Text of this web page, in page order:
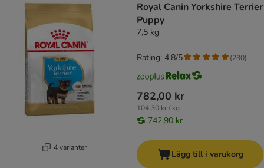
4 varianter
Royal Canin Yorkshire Terrier
Puppy
7,5 kg
782,00 kr
104,30 kr / kg
742,90 kr
Rating: 4.8/5 (230)
Lägg till i varukorg